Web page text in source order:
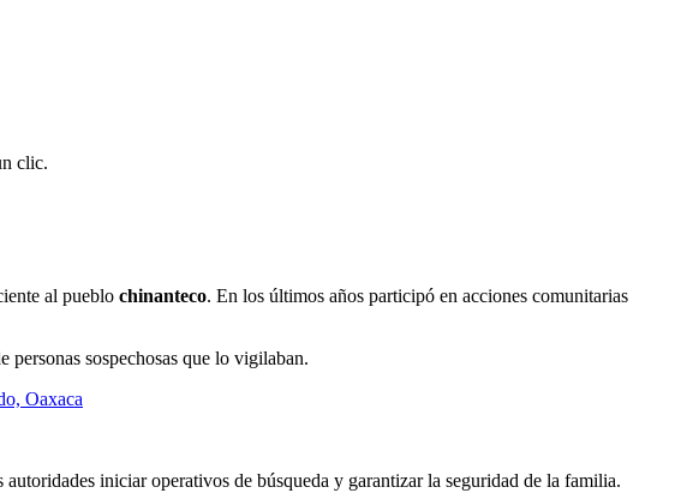
clic.
al pueblo chinanteco. En los últimos años participó en acciones comunitarias
personas sospechosas que lo vigilaban.
Oaxaca
iniciar operativos de búsqueda y garantizar la seguridad de la familia.